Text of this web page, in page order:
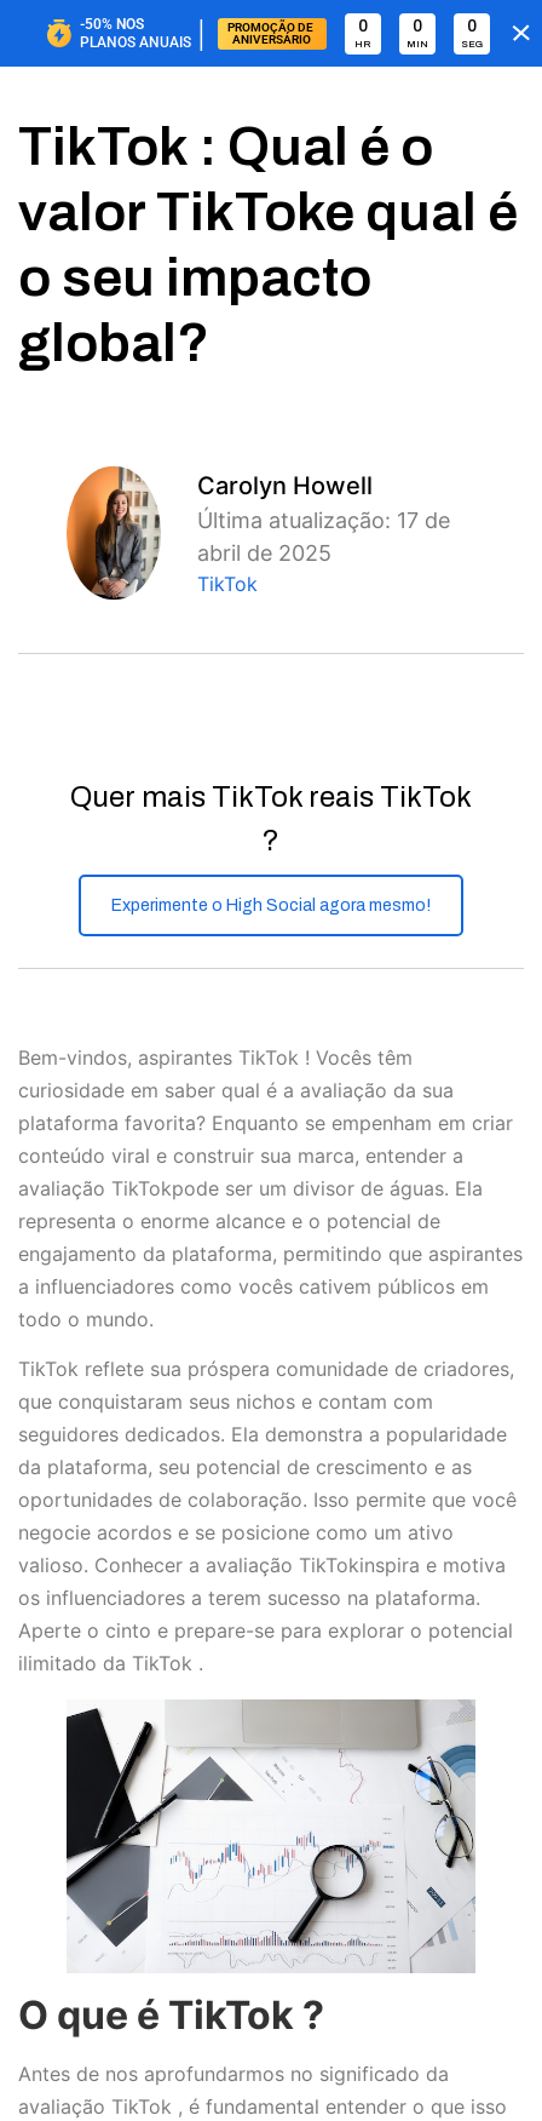
-50% NOS
PLANOS ANUAIS |
PROMOÇÃO DE
ANIVERSÁRIO
0
HR
0
MIN
0
SEG
TikTok : Qual é o
valor TikToke qual é
o seu impacto
global?
Carolyn Howell
Última atualização: 17 de
abril de 2025
TikTok
Quer mais TikTok reais TikTok
?
Experimente o High Social agora mesmo!
Bem-vindos, aspirantes TikTok ! Vocês têm
curiosidade em saber qual é a avaliação da sua
plataforma favorita? Enquanto se empenham em criar
conteúdo viral e construir sua marca, entender a
avaliação TikTokpode ser um divisor de águas. Ela
representa o enorme alcance e o potencial de
engajamento da plataforma, permitindo que aspirantes
a influenciadores como vocês cativem públicos em
todo o mundo.
TikTok reflete sua próspera comunidade de criadores,
que conquistaram seus nichos e contam com
seguidores dedicados. Ela demonstra a popularidade
da plataforma, seu potencial de crescimento e as
oportunidades de colaboração. Isso permite que você
negocie acordos e se posicione como um ativo
valioso. Conhecer a avaliação TikTokinspira e motiva
os influenciadores a terem sucesso na plataforma.
Aperte o cinto e prepare-se para explorar o potencial
ilimitado da TikTok .
O que é TikTok ?
Antes de nos aprofundarmos no significado da
avaliação TikTok , é fundamental entender o que isso